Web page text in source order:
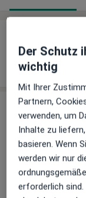
Weiterbildungen
Leistungen
Keine
Auf diesem
Der Schutz
wichtig
Mit Ihrer
Partnern,
verwenden, um
Inhalte zu
basieren. Wenn
werden wir nur
erforderlich sind.